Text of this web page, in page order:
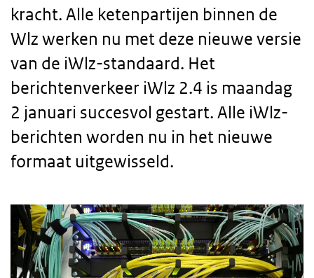
kracht. Alle ketenpartijen binnen de
Wlz werken nu met deze nieuwe versie
van de iWlz-standaard. Het
berichtenverkeer iWlz 2.4 is maandag
2 januari succesvol gestart. Alle iWlz-
berichten worden nu in het nieuwe
formaat uitgewisseld.
Body
text